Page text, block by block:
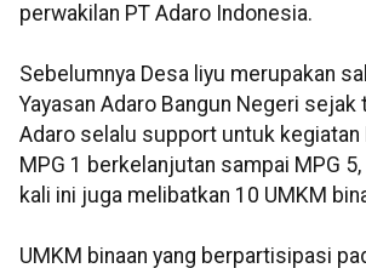
perwakilan PT Adaro Indonesia.
Sebelumnya Desa liyu merupakan
Yayasan Adaro Bangun Negeri sejak
Adaro selalu support untuk kegiatan
MPG 1 berkelanjutan sampai MPG
kali ini juga melibatkan 10 UMKM
UMKM binaan yang berpartisipasi